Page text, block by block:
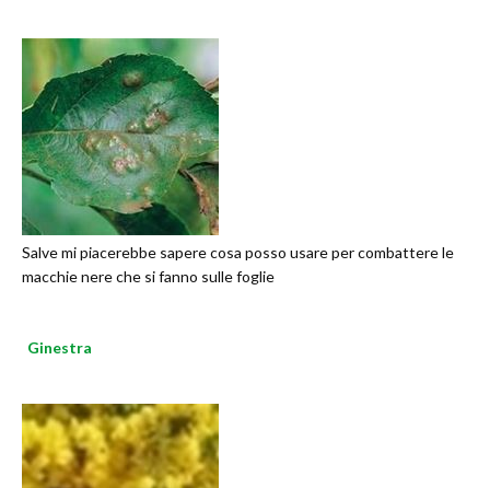
Salve mi piacerebbe sapere cosa posso usare per combattere le
macchie nere che si fanno sulle foglie
Ginestra